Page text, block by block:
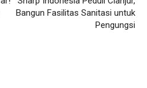
Bangun Fasilitas Sanitasi untuk
Pengungsi